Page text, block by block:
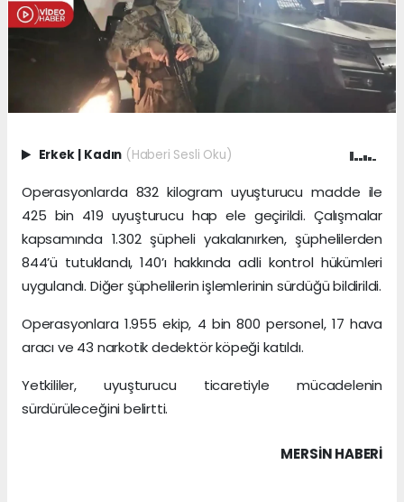
Erkek | Kadın (Haberi Sesli Oku)
Operasyonlarda 832 kilogram uyuşturucu madde ile
425 bin 419 uyuşturucu hap ele geçirildi. Çalışmalar
kapsamında 1.302 şüpheli yakalanırken, şüphelilerden
844’ü tutuklandı, 140’ı hakkında adli kontrol hükümleri
uygulandı. Diğer şüphelilerin işlemlerinin sürdüğü bildirildi.
Operasyonlara 1.955 ekip, 4 bin 800 personel, 17 hava
aracı ve 43 narkotik dedektör köpeği katıldı.
Yetkililer, uyuşturucu ticaretiyle mücadelenin
sürdürüleceğini belirtti.
MERSIN HABERİ